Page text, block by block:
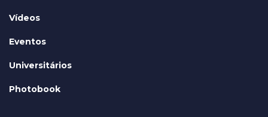
Vídeos
Eventos
Universitários
Photobook